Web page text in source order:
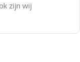
zijn wij